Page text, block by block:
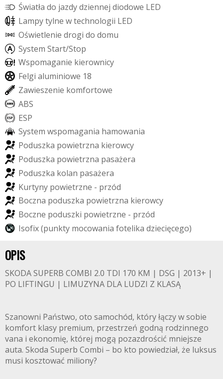
Światła do jazdydziennej diodowe LED
Lampytylne wtechnologii LED
Oświetlenie drogi do domu
System Start/Stop
Wspomaganie kierownicy
Felgi aluminiowe 18
Zawieszenie komfortowe
ABS
ESP
System wspomagania hamowania
Poduszka powietrzna kierowcy
Poduszka powietrzna pasażera
Poduszka kolan pasażera
Kurtyny powietrzne - przód
Boczna poduszka powietrzna kierowcy
Boczne poduszki powietrzne - przód
Isofix(punkty mocowania fotelika dziecięcego)
OPIS
SKODA SUPERB COMBI 2.0 TDI 170 KM | DSG | 2013+ |
PO LIFTINGU | LIMUZYNA DLA LUDZI Z KLASĄ
Szanowni Państwo, oto samochód, który łączy w sobie
komfort klasy premium, przestrzeń godną rodzinnego
vana i ekonomię, której mogą pozazdrościć mniejsze
auta. Skoda Superb Combi – bo kto powiedział, że luksus
musi kosztować miliony?